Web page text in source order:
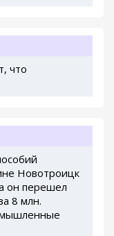
что
Новотроицк
он перешел
8 млн.